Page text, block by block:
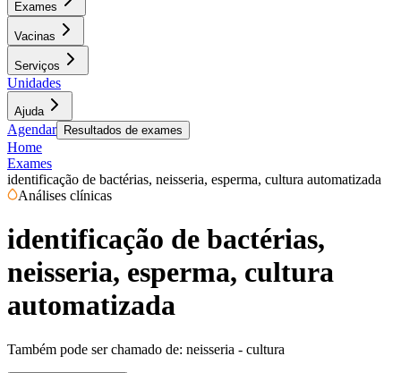
Exames
Vacinas
Serviços
Unidades
Ajuda
Agendar Resultados de exames
Home
Exames
identificação de bactérias, neisseria, esperma, cultura automatizada
Análises clínicas
identificação de bactérias,
neisseria, esperma, cultura
automatizada
Também pode ser chamado de: neisseria - cultura